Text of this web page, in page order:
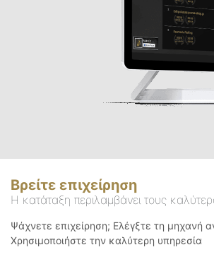
Βρείτε επιχείρηση
Η κατάταξη περιλαμβάνει τους
Ψάχνετε επιχείρηση; Ελέγξτε τη μηχανή
Χρησιμοποιήστε την καλύτερη υπηρεσία